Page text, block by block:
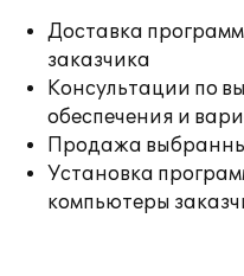
Доставка
заказчика
Консультации по
обеспечения и
Продажа
Установка
компьютеры